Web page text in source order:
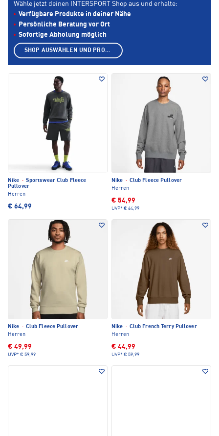
Nike · Sportswear Club Fleece
Pullover
Herren
€ 64,99
Nike · Club Fleece Pullover
Herren
€ 54,99
UVP* € 64,99
Nike · Club Fleece Pullover
Herren
€ 49,99
UVP* € 59,99
Nike · Club French Terry Pullover
Herren
€ 44,99
UVP* € 59,99
Wähle jetzt deinen INTERSPORT Shop aus und erhalte:
Verfügbare Produkte in deiner Nähe
Persönliche Beratung vor Ort
Sofortige Abholung möglich
SHOP AUSWÄHLEN UND PRODUKTE ANZEIGEN